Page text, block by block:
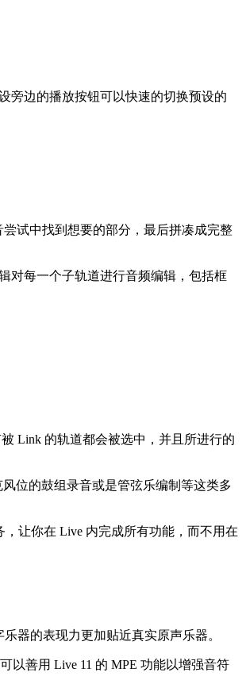
旁边的播放按钮可以快速的切换预设的
试中找到想要的部分，最后拼凑成完整
对每一个子轨道进行音频编辑，包括框
Link 的轨道都会被选中，并且所进行的
位的鼓组录音或是管弦乐编制等这类多
让你在 Live 内完成所有功能，而不用在
器的表现力更加贴近真实原声乐器。
以善用 Live 11 的 MPE 功能以增强音符